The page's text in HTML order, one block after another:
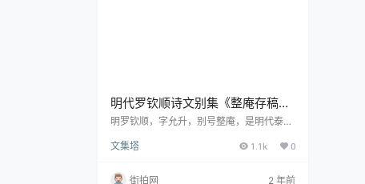
明代罗钦顺诗文别集《整庵存稿》
pdf高清电子版
明罗钦顺，字允升，别号整庵，是明代泰和
料，他出生于1465年，卒于1547年。曾是
称他为整庵先生，并给予他“文庄”的谥号。
文集塔 1.1k 0
街拍网 2 年前